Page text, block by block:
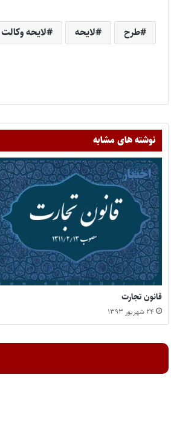
طرح لایحه لایحه وکالت
نوشته های مشابه
قانون تجارت
۲۴ شهریور ۱۳۹۳